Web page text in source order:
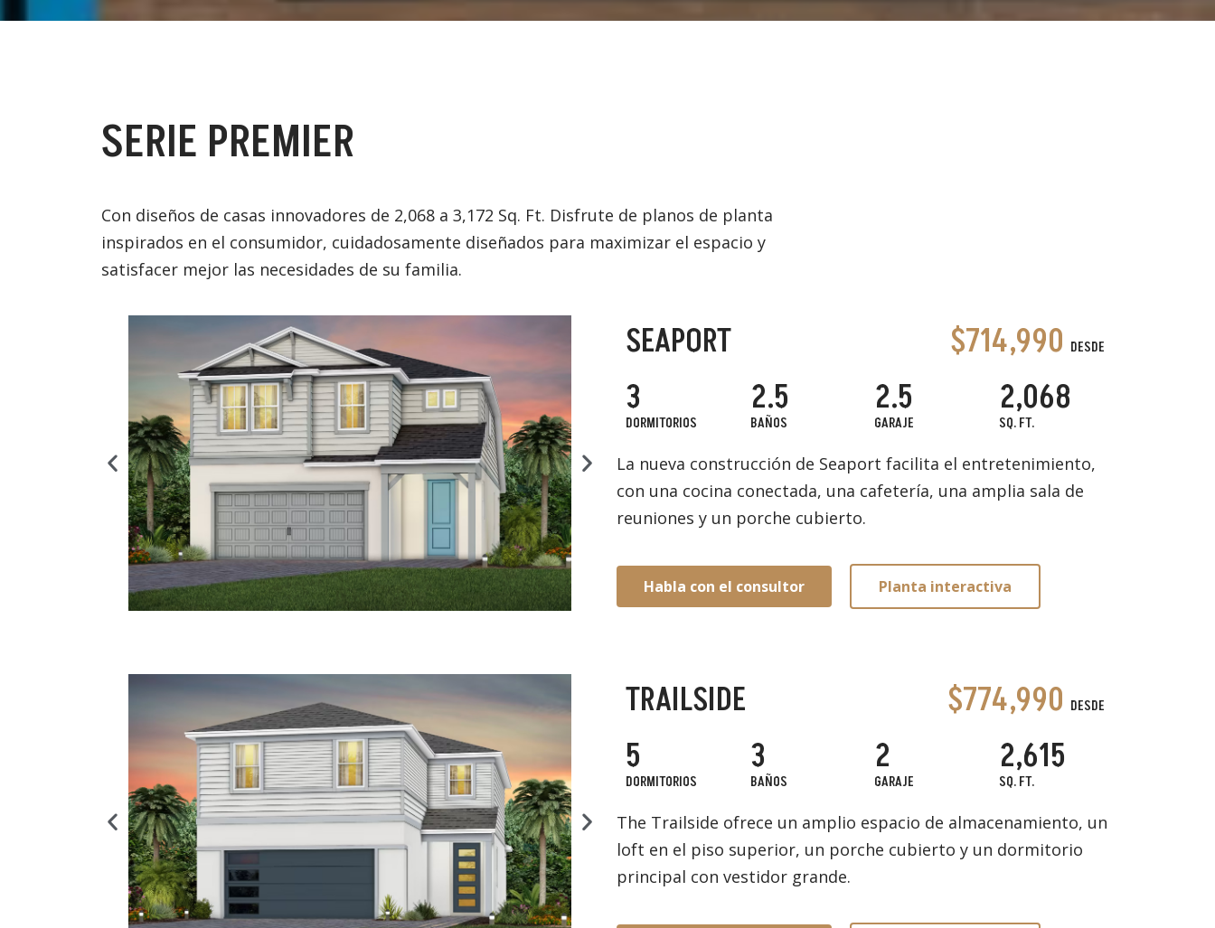
SERIE PREMIER
Con diseños de casas innovadores de 2,068 a 3,172 Sq. Ft. Disfrute de planos de planta
inspirados en el consumidor, cuidadosamente diseñados para maximizar el espacio y
satisfacer mejor las necesidades de su familia.
SEAPORT $714,990 DESDE
3
DORMITORIOS
2.5
BAÑOS
2.5
GARAJE
2,068
SQ. FT.
La nueva construcción de Seaport facilita el entretenimiento,
con una cocina conectada, una cafetería, una amplia sala de
reuniones y un porche cubierto.
Habla con el consultor Planta interactiva
TRAILSIDE $774,990 DESDE
5
DORMITORIOS
3
BAÑOS
2
GARAJE
2,615
SQ. FT.
The Trailside ofrece un amplio espacio de almacenamiento, un
loft en el piso superior, un porche cubierto y un dormitorio
principal con vestidor grande.